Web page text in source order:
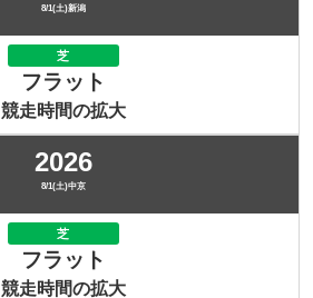
8/1(土)新潟
芝
フラット
競走時間の拡大
2026
8/1(土)中京
芝
フラット
競走時間の拡大